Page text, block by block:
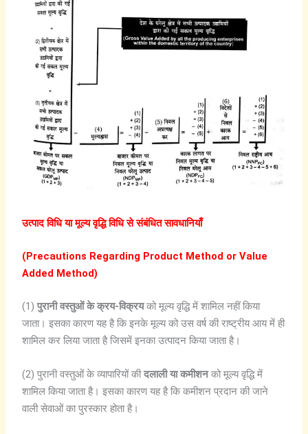
उत्पाद विधि या मूल्य वृद्धि विधि से संबंधित सावधानियाँ
(Precautions Regarding Product Method or Value
Added Method)
(1) पुरानी वस्तुओं के क्रय-विक्रयको मूल्य वृद्धि में शामिल नहीं किया
जाता। इसका कारण यह है कि इनके मूल्य को उस वर्ष की राष्ट्रीय आय में ही
शामिल कर लिया जाता है जिसमें इनका उत्पादन किया जाता है।
(2) पुरानी वस्तुओं के व्यापारियों कीदलाली या कमीशनको मूल्य वृद्धि में
शामिल किया जाता है। इसका कारण यह है कि कमीशन प्रदान की जाने
वाली सेवाओं का पुरस्कार होता है।